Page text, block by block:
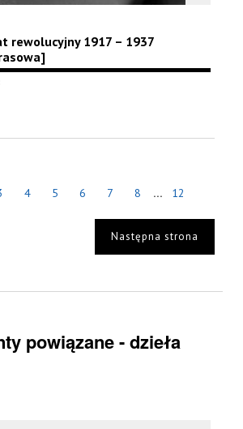
rewolucyjny 1917 – 1937
4 5 6 7 8 ... 12
Następna strona
powiązane - dzieła